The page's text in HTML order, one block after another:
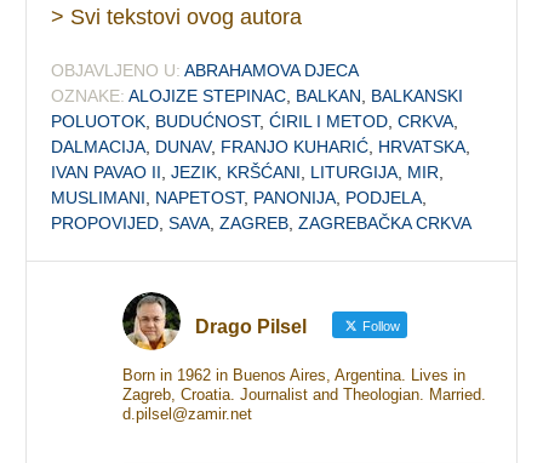
> Svi tekstovi ovog autora
OBJAVLJENO U: ABRAHAMOVA DJECA
OZNAKE: ALOJIZE STEPINAC BALKAN
BALKANSKI
POLUOTOK BUDUĆNOST,ĆIRIL I METOD ,CRKVA
DALMACIJA DUNAV, FRANJO KUHARIĆ HRVATSKA
IVAN PAVAO II ,JEZIK KRŠĆANI LITURGIJA MIR
MUSLIMANI
NAPETOST, PANONIJA PODJELA
PROPOVIJED ,SAVA ,ZAGREB ,ZAGREBAČKA CRKVA
Drago Pilsel Follow
Born in 1962 in Buenos Aires, Argentina. Lives in
Zagreb, Croatia. Journalist and Theologian. Married.
d.pilsel@zamir.net